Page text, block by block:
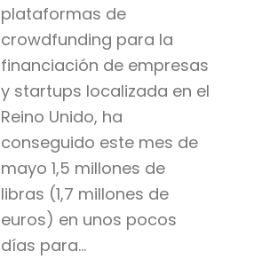
plataformas de
crowdfunding para la
financiación de empresas
y startups localizada en el
Reino Unido, ha
conseguido este mes de
mayo 1,5 millones de
libras (1,7 millones de
euros) en unos pocos
días para…